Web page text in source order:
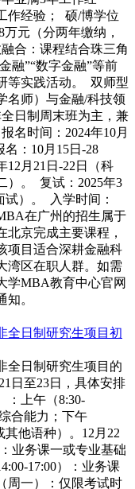
作经验； 硕/博学位
元（分两年缴纳，
合：课程结合珠三角
融”“数字金融”等前
等实践活动。 双师型
名师）与金融/科技领
日制周末班为主，兼
名时间：2024年10月
名：10月15日-28
12月21日-22日（科
）。 复试：2025年3
试）。 入学时间：
在广州的招生属于
京完成主要课程，
项目适合深耕金融科
湾区在职人群。如需
学MBA教育中心官网
。
全日制研究生项目初
全日制研究生项目的
日至23日‌，具体安排
：
上午（8:30-
合能力； 下午
其他语种）。 12月22
：业务课一或专业基础
17:00）：业务课
周一）‌： 仅限考试时